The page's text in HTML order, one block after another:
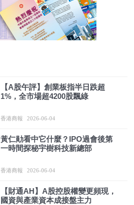
【A股午評】創業板指半日跌超
1%，全市場超4200股飄綠
香港商報 2026-06-04
黃仁勛看中它什麼？IPO過會後第
一時間探秘宇樹科技新總部
香港商報 2026-06-04
【財通AH】A股控股權變更頻現，
國資與產業資本成接盤主力